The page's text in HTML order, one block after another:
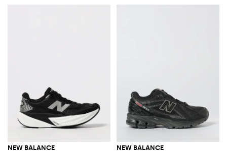
NEW BALANCE NEW BALANCE